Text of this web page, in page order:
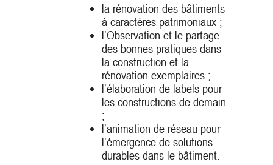
la rénovation des bâtiments
à caractères patrimoniaux ;
l’Observation et le partage
des bonnes pratiques dans
la construction et la
rénovation exemplaires ;
l’élaboration de labels pour
les constructions de demain
;
l’animation de réseau pour
l’émergence de solutions
durables dans le bâtiment.